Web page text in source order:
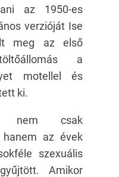
az 1950-es
verzióját Ise
meg az első
a
motellel és
ki.
nem csak
hanem az évek
szexuális
Amikor